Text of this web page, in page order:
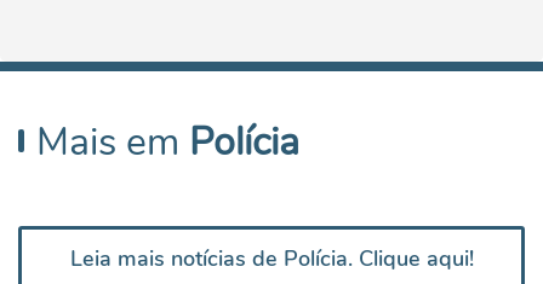
Mais em Polícia
Leia mais notícias de Polícia. Clique aqui!